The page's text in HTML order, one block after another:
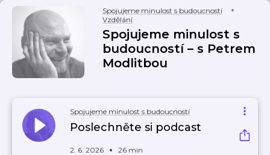
Spojujeme minulost s budoucností
Vzdělání
Spojujeme minulost s
budoucností – s Petrem
Modlitbou
Spojujeme minulost s budoucností
Poslechněte si podcast
2. 6. 2026 26 min